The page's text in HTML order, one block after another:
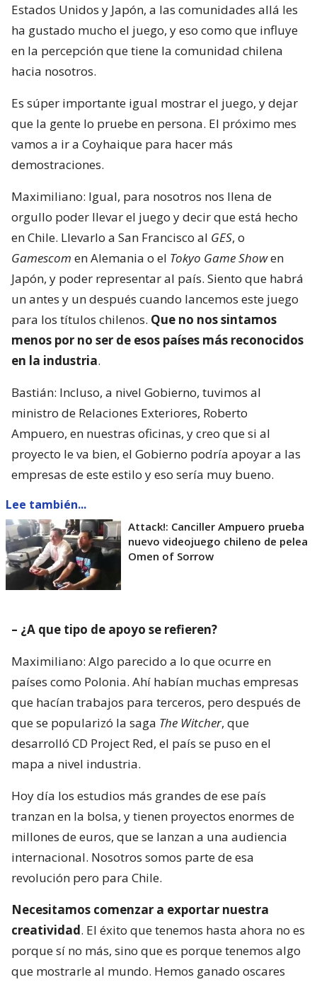
Estados Unidos y Japón, a las comunidades allá les
ha gustado mucho el juego, y eso como que influye
en la percepción que tiene la comunidad chilena
hacia nosotros.
Es súper importante igual mostrar el juego, y dejar
que la gente lo pruebe en persona. El próximo mes
vamos a ir a Coyhaique para hacer más
demostraciones.
Maximiliano: Igual, para nosotros nos llena de
orgullo poder llevar el juego y decir que está hecho
en Chile. Llevarlo a San Francisco al GES, o
Gamescom en Alemania o el Tokyo Game Showen
Japón, y poder representar al país. Siento que habrá
un antes y un después cuando lancemos este juego
para los títulos chilenos. Que no nos sintamos
menos por no ser de esos países más reconocidos
en la industria.
Bastián: Incluso, a nivel Gobierno, tuvimos al
ministro de Relaciones Exteriores, Roberto
Ampuero, en nuestras oficinas, y creo que si al
proyecto le va bien, el Gobierno podría apoyar a las
empresas de este estilo y eso sería muy bueno.
Lee también...
Attack!: Canciller Ampuero prueba
nuevo videojuego chileno de pelea
Omen of Sorrow
– ¿A que tipo de apoyo se refieren?
Maximiliano: Algo parecido a lo que ocurre en
países como Polonia. Ahí habían muchas empresas
que hacían trabajos para terceros, pero después de
que se popularizó la saga The Witcher, que
desarrolló CD Project Red, el país se puso en el
mapa a nivel industria.
Hoy día los estudios más grandes de ese país
tranzan en la bolsa, y tienen proyectos enormes de
millones de euros, que se lanzan a una audiencia
internacional. Nosotros somos parte de esa
revolución pero para Chile.
Necesitamos comenzar a exportar nuestra
creatividad. El éxito que tenemos hasta ahora no es
porque sí no más, sino que es porque tenemos algo
que mostrarle al mundo. Hemos ganado oscares